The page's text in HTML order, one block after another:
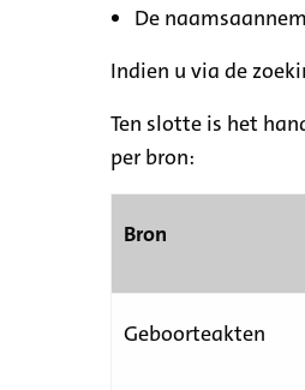
De
Indien u via de
Ten slotte is het
per bron:
Bron
Geboorteakten